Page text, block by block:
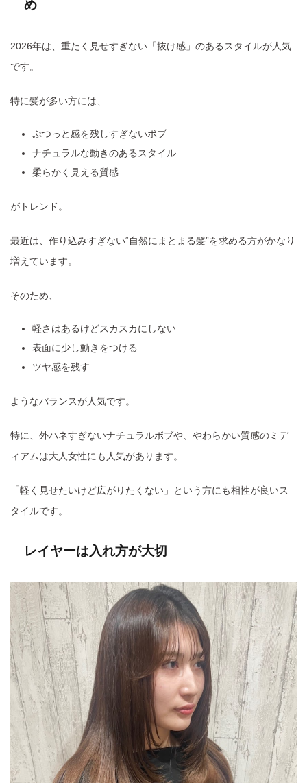
め
2026年は、重たく見せすぎない「抜け感」のあるスタイルが人気
です。
特に髪が多い方には、
ぷつっと感を残しすぎないボブ
ナチュラルな動きのあるスタイル
柔らかく見える質感
がトレンド。
最近は、作り込みすぎない“自然にまとまる髪”を求める方がかなり
増えています。
そのため、
軽さはあるけどスカスカにしない
表面に少し動きをつける
ツヤ感を残す
ようなバランスが人気です。
特に、外ハネすぎないナチュラルボブや、やわらかい質感のミデ
ィアムは大人女性にも人気があります。
「軽く見せたいけど広がりたくない」という方にも相性が良いス
タイルです。
レイヤーは入れ方が大切